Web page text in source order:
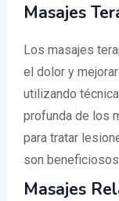
Masajes
Los masajes
el dolor y
utilizando
profunda de los
para tratar
son
Masajes